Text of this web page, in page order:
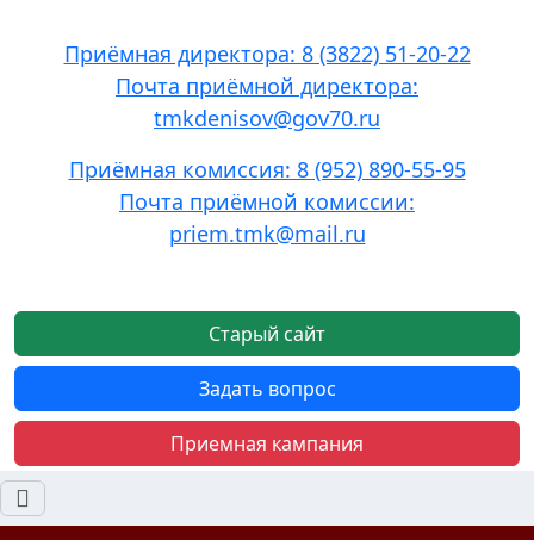
Приёмная директора: 8 (3822) 51-20-22
Почта приёмной директора:
tmkdenisov@gov70.ru
Приёмная комиссия: 8 (952) 890-55-95
Почта приёмной комиссии:
priem.tmk@mail.ru
Старый сайт
Задать вопрос
Приемная кампания